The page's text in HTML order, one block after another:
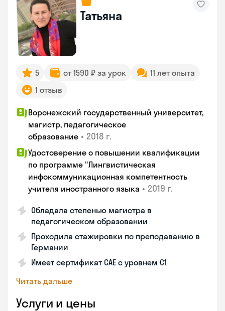
Татьяна
5 от 1590 ₽ за урок
11 лет опыта
1 отзыв
Воронежский государственный университет,
магистр, педагогическое
образование • 2018 г.
Удостоверение о повышении квалификации
по программе "Лингвистическая
инфокоммуникационная компетентность
учителя иностранного языка • 2019 г.
Обладала степенью магистра в
педагогическом образовании
Проходила стажировки по преподаванию в
Германии
Имеет сертификат САЕ с уровнем С1
Читать дальше
Услуги и цены